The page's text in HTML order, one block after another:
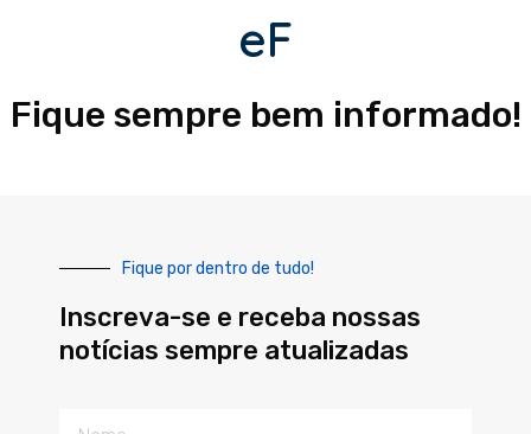
eF
Fique sempre bem informado!
Fique por dentro de tudo!
Inscreva-se e receba nossas
notícias sempre atualizadas